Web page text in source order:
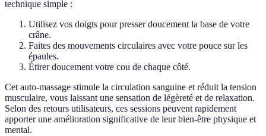
technique simple :
Utilisez vos doigts pour presser doucement la base de votre
crâne.
Faites des mouvements circulaires avec votre pouce sur les
épaules.
Étirer doucement votre cou de chaque côté.
Cet auto-massage stimule la circulation sanguine et réduit la tension
musculaire, vous laissant une sensation de légèreté et de relaxation.
Selon des retours utilisateurs, ces sessions peuvent rapidement
apporter une amélioration significative de leur bien-être physique et
mental.